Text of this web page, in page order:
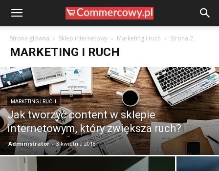
Strona główna Sklep internetowy Marketing i ruch Strona 2
MARKETING I RUCH
MARKETING I RUCH
Jak tworzyć content w sklepie
internetowym, który zwiększa ruch?
Administrator - 3 kwietnia 2018